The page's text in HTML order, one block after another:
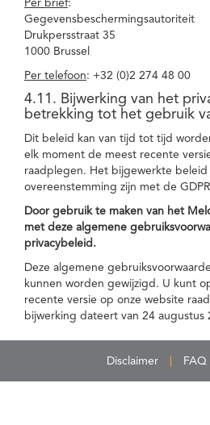
Per brief:
Gegevensbeschermingsautoriteit
Drukpersstraat 35
1000 Brussel
Per telefoon: +32 (0)2 274 48 00
4.11. Bijwerking van het
betrekking tot het gebruik
Dit beleid kan van tijd tot tijd
elk moment de meest recente
raadplegen. Het bijgewerkte beleid
overeenstemming zijn met de
Door gebruik te maken van het
met deze algemene
privacybeleid.
Deze algemene
kunnen worden gewijzigd. U kunt
recente versie op onze website
bijwerking dateert van 24 augustus
Disclaimer FAQ